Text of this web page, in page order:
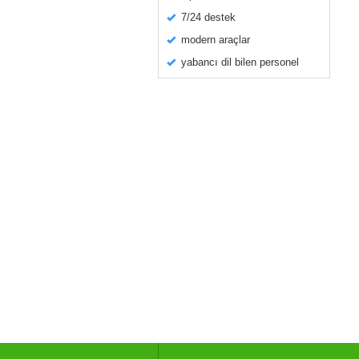
7/24 destek
modern araçlar
yabancı dil bilen personel